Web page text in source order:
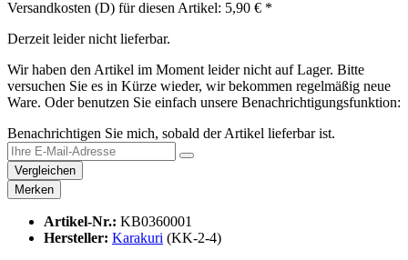
Versandkosten (D) für diesen Artikel: 5,90 € *
Derzeit leider nicht lieferbar.
Wir haben den Artikel im Moment leider nicht auf Lager. Bitte
versuchen Sie es in Kürze wieder, wir bekommen regelmäßig neue
Ware. Oder benutzen Sie einfach unsere Benachrichtigungsfunktion:
Benachrichtigen Sie mich, sobald der Artikel lieferbar ist.
Vergleichen
Merken
Artikel-Nr.: KB0360001
Hersteller: Karakuri (KK-2-4)